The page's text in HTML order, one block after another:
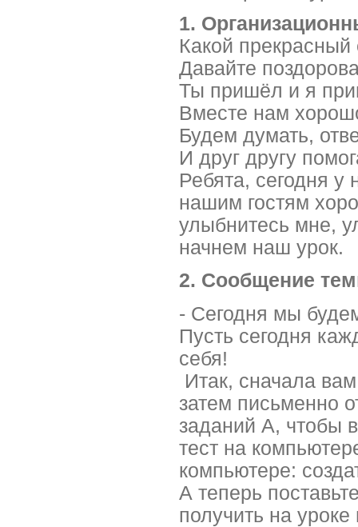
1.
Какой прекрасный
Давайте
Ты пришёл и я
Вместе нам
Будем думать,
И друг другу
Ребята, сегодня у
нашим гостям
улыбнитесь мне,
начнем наш урок.
2. Сообщение
- Сегодня мы
Пусть сегодня
себя!
Итак, сначала
затем письменно
заданий А, чтобы
тест на
компьютере:
А теперь
получить на